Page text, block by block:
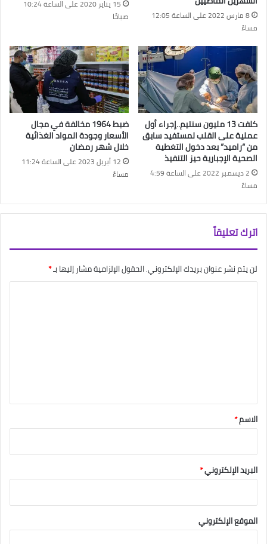
8 مارس 2022 على الساعة 12:05
مساءً
15 يناير 2020 على الساعة 10:24
صباحًا
كلفت 13 مليون سنتيم..إجراء أول
عملية على القلب لمستفيد سابق
من “راميد” بعد دخول التغطية
الصحية الإجبارية حيز التنفيذ
2 ديسمبر 2022 على الساعة 4:59
مساءً
ضبط 1964 مخالفة في مجال
الأسعار وجودة المواد الغذائية
خلال شهر رمضان
12 أبريل 2023 على الساعة 11:24
مساءً
اترك تعليقاً
لن يتم نشر عنوان بريدك الإلكتروني.الحقول الإلزامية مشار إليها بـ*
*
الاسم*
البريد الإلكتروني*
الموقع الإلكتروني